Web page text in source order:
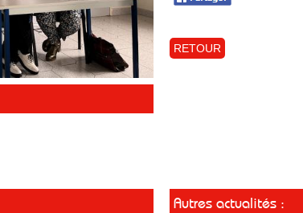
RETOUR
Autres actualités :